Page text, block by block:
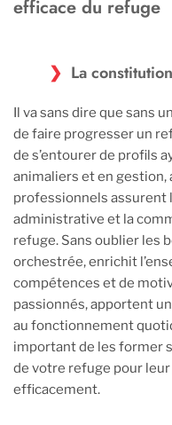
efficace du refuge
La
Il va sans dire que sans
de faire progresser un
de s’entourer de profils
animaliers et en gestion,
professionnels assurent
administrative et la
refuge. Sans oublier les
orchestrée, enrichit
compétences et de
passionnés, apportent
au fonctionnement
important de les former
de votre refuge pour
efficacement.